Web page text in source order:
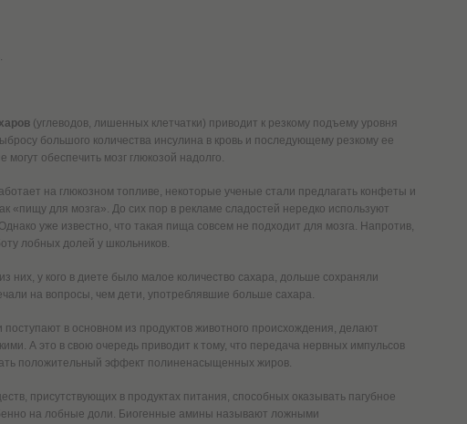
(углеводов, лишенных клетчатки) приводит к резкому подъему уровня
большого количества инсулина в кровь и последующему резкому ее
обеспечить мозг глюкозой надолго.
на глюкозном топливе, некоторые ученые стали предлагать конфеты и
«пищу для мозга». До сих пор в рекламе сладостей нередко используют
уже известно, что такая пища совсем не подходит для мозга. Напротив,
лобных долей у школьников.
них, у кого в диете было малое количество сахара, дольше сохраняли
на вопросы, чем дети, употреблявшие больше сахара.
поступают в основном из продуктов животного происхождения, делают
А это в свою очередь приводит к тому, что передача нервных импульсов
положительный эффект полиненасыщенных жиров.
присутствующих в продуктах питания, способных оказывать пагубное
на лобные доли. Биогенные амины называют ложными